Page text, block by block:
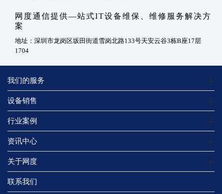
网度通信提供—站式IT设备维保、维修服务解决方
案
地址：深圳市龙岗区坂田街道雪岗北路133号天安云谷3栋B座17层
1704
我们的服务
设备销售
行业案例
资讯中心
关于网度
联系我们